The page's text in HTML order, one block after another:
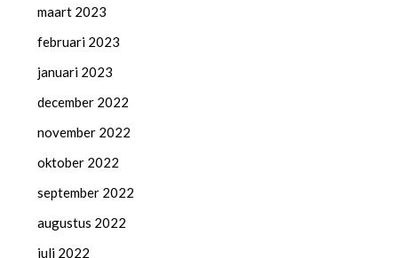
maart 2023
februari 2023
januari 2023
december 2022
november 2022
oktober 2022
september 2022
augustus 2022
juli 2022